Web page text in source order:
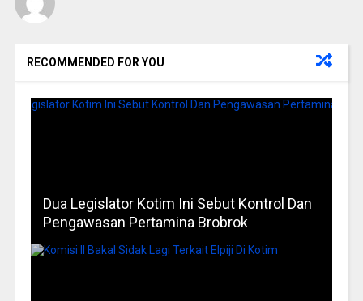
RECOMMENDED FOR YOU
Dua Legislator Kotim Ini Sebut Kontrol Dan
Pengawasan Pertamina Brobrok